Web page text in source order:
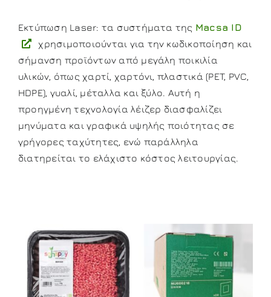
Εκτύπωση Laser: τα συστήματα της Macsa ID
χρησιμοποιούνται για την κωδικοποίηση και
σήμανση προϊόντων από μεγάλη ποικιλία
υλικών, όπως χαρτί, χαρτόνι, πλαστικά (PET, PVC,
HDPE), γυαλί, μέταλλα και ξύλο. Αυτή η
προηγμένη τεχνολογία λέιζερ διασφαλίζει
μηνύματα και γραφικά υψηλής ποιότητας σε
γρήγορες ταχύτητες, ενώ παράλληλα
διατηρείται το ελάχιστο κόστος λειτουργίας.